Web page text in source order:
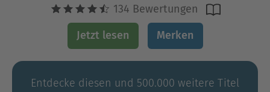
134 Bewertungen
Jetzt lesen Merken
Entdecke diesen und 500.000 weitere Titel